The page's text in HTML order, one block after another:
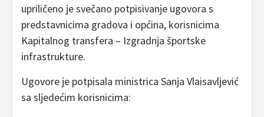
upriličeno je svečano potpisivanje ugovora s
predstavnicima gradova i općina, korisnicima
Kapitalnog transfera – Izgradnja športske
infrastrukture.
Ugovore je potpisala ministrica Sanja Vlaisavljević
sa sljedećim korisnicima: